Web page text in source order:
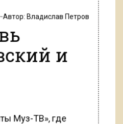
Автор:Владислав Петров
и
Муз-ТВ», где